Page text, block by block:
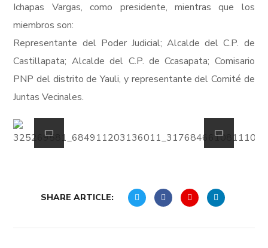
Ichapas Vargas, como presidente, mientras que los
miembros son:
Representante del Poder Judicial; Alcalde del C.P. de
Castillapata; Alcalde del C.P. de Ccasapata; Comisario
PNP del distrito de Yauli, y representante del Comité de
Juntas Vecinales.
SHARE ARTICLE: